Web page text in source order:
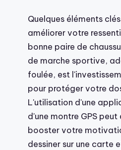
Quelques éléments
améliorer votre
bonne paire de
de marche sportive,
foulée, est
pour protéger votre
L'utilisation d'une
d'une montre GPS
booster votre
dessiner sur une carte